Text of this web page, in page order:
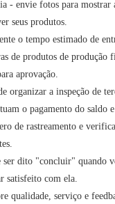
- envie fotos para mostrar
seus produtos.
o tempo estimado de
de produtos de produção
aprovação.
organizar a inspeção de
o pagamento do saldo
de rastreamento e
ser dito "concluir" quando
satisfeito com ela.
qualidade, serviço e